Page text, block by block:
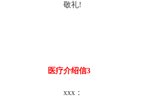
敬礼!
医疗介绍信3
xxx：